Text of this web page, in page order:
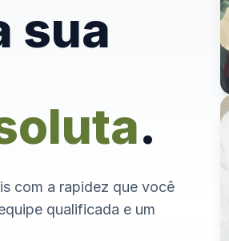
sua
.
com a rapidez que você
qualificada e um